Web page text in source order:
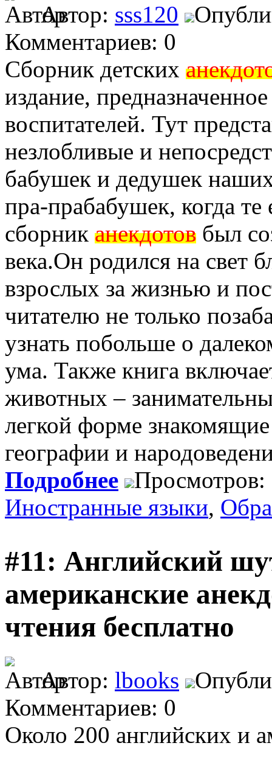
Автор: sss120
Комментариев: 0
Сборник детских
издание,
воспитателей. Тут
незлобливые и
бабушек и дедушек
пра-прабабушек, когда
сборник анекдотов был
века.Он родился на свет
взрослых за жизнью и
читателю не только
узнать побольше о
ума. Также книга
животных –
легкой форме
географии и
Подробнее
Просмотров:
Иностранные языки,
#11: Английский
американские
чтения бесплатно
Автор: lbooks
Комментариев: 0
Около 200 английских и